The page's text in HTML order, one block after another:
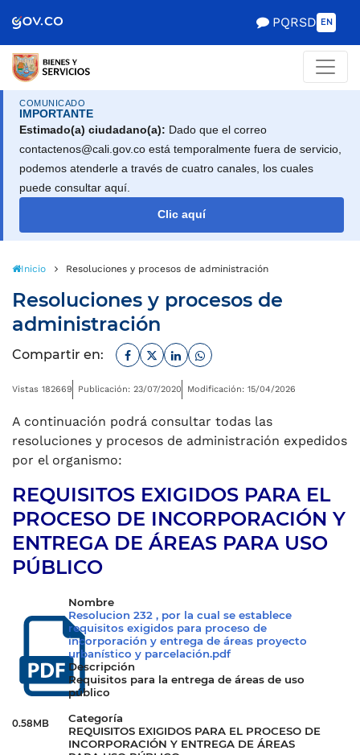
de Gobierno
PQRSD EN
COMUNICADO
IMPORTANTE
Estimado(a) ciudadano(a): Dado que el correo
contactenos@cali.gov.co está temporalmente fuera de servicio,
podemos atenderle a través de cuatro canales, los cuales
puede consultar aquí.
Clic aquí
Inicio Resoluciones y procesos de administración
Resoluciones y procesos de
administración
Compartir en: Facebook
TwitterLinkedinWhatsapp
Vistas 182669 Publicación: 23/07/2020 Modificación: 15/04/2026
A continuación podrá consultar todas las
resoluciones y procesos de administración expedidos
por el organismo:
REQUISITOS EXIGIDOS PARA EL
PROCESO DE INCORPORACIÓN Y
ENTREGA DE ÁREAS PARA USO
PÚBLICO
0.58MB
Nombre
Resolucion 232 , por la cual se establece
requisitos exigidos para proceso de
incorporación y entrega de áreas proyecto
urbanístico y parcelación.pdf
Descripción
Requisitos para la entrega de áreas de uso
público
Categoría
REQUISITOS EXIGIDOS PARA EL PROCESO DE
INCORPORACIÓN Y ENTREGA DE ÁREAS